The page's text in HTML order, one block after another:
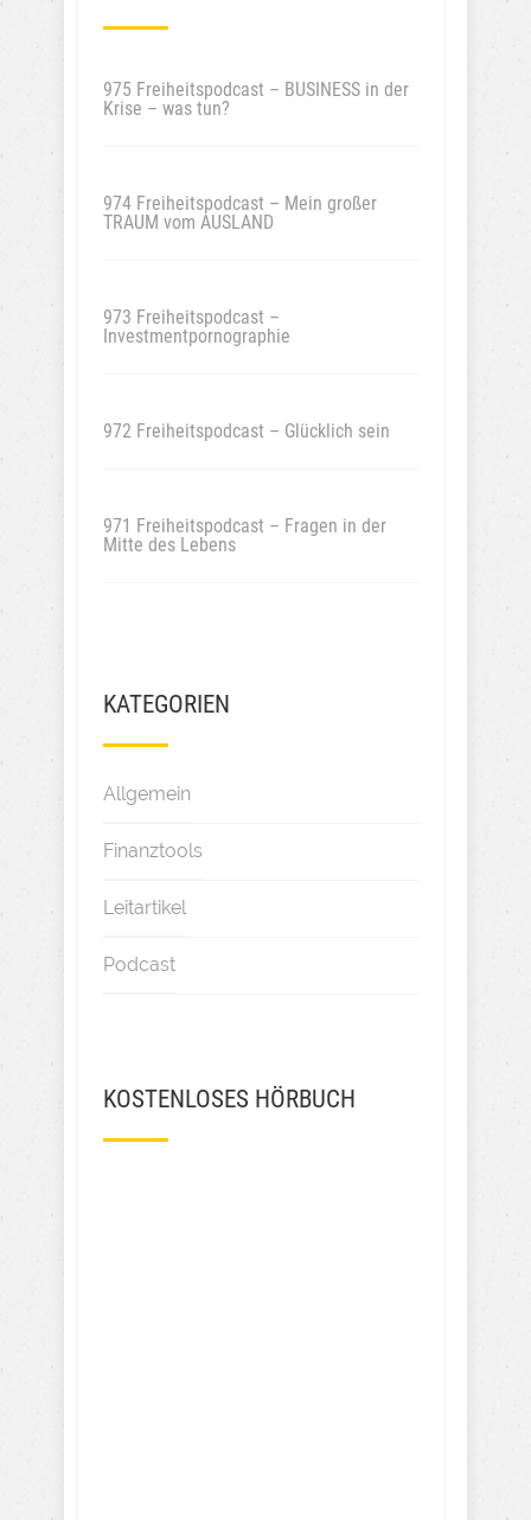
975 Freiheitspodcast – BUSINESS in der
Krise – was tun?
974 Freiheitspodcast – Mein großer
TRAUM vom AUSLAND
973 Freiheitspodcast –
Investmentpornographie
972 Freiheitspodcast – Glücklich sein
971 Freiheitspodcast – Fragen in der
Mitte des Lebens
KATEGORIEN
Allgemein
Finanztools
Leitartikel
Podcast
KOSTENLOSES HÖRBUCH